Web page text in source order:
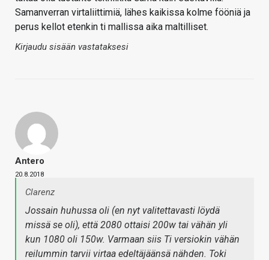
Samanverran virtaliittimiä, lähes kaikissa kolme fööniä ja
perus kellot etenkin ti mallissa aika maltilliset.
Kirjaudu sisään vastataksesi
Antero
20.8.2018
Clarenz
Jossain huhussa oli (en nyt valitettavasti löydä
missä se oli), että 2080 ottaisi 200w tai vähän yli
kun 1080 oli 150w. Varmaan siis Ti versiokin vähän
reilummin tarvii virtaa edeltäjäänsä nähden. Toki